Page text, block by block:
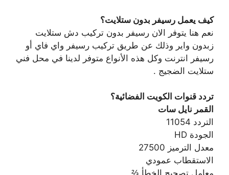
كيف يعمل رسيفر بدون ستلايت؟
نعم هنا يتوفر الان رسيفر بدون تركيب دش ستلايت
زبدون واير وذلك عن طريق تركيب رسيفر واي فاي أو
رسيفر انترنت وكل هذه الأنواع متوفر لدينا في محل فني
ستلايت الضجيج .
تردد قنوات الكويت الفضائية؟
القمر نايل سات
التردد 11054
الجودة HD
معدل الترميز 27500
الاستقطاب عمودي